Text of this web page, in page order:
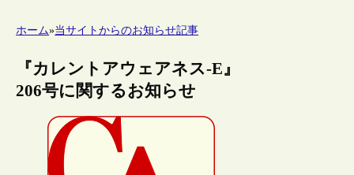
ホーム»当サイトからのお知らせ記事
『カレントアウェアネス-E』
206号に関するお知らせ